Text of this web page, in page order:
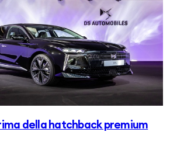
della hatchback premium